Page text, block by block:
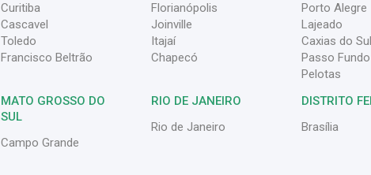
Curitiba
Cascavel
Toledo
Francisco Beltrão
Florianópolis
Joinville
Itajaí
Chapecó
Porto Alegre
Lajeado
Caxias do Sul
Passo Fundo
Pelotas
MATO GROSSO DO
SUL
Campo Grande
RIO DE JANEIRO
Rio de Janeiro
DISTRITO
Brasília